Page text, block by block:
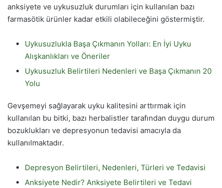
anksiyete ve uykusuzluk durumları için kullanılan bazı
farmasötik ürünler kadar etkili olabileceğini göstermiştir.
Uykusuzlukla Başa Çıkmanın Yolları: En İyi Uyku
Alışkanlıkları ve Öneriler
Uykusuzluk Belirtileri Nedenleri ve Başa Çıkmanın 20
Yolu
Gevşemeyi sağlayarak uyku kalitesini arttırmak için
kullanılan bu bitki, bazı herbalistler tarafından duygu durum
bozuklukları ve depresyonun tedavisi amacıyla da
kullanılmaktadır.
Depresyon Belirtileri, Nedenleri, Türleri ve Tedavisi
Anksiyete Nedir? Anksiyete Belirtileri ve Tedavi